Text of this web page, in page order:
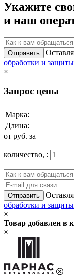
Укажите
и наш
Отправить
обработки и
×
Запрос цены
Марка:
Длина:
от руб. за
количество, :
Отправить
обработки и
×
Товар добавлен в
×